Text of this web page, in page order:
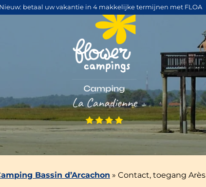
Nieuw: betaal uw vakantie in 4 makkelijke termijnen met FLOA
Bassin d’Arcachon » Contact, toegang Arès